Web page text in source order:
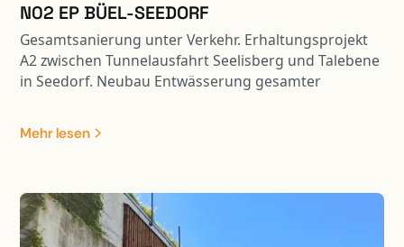
N02 EP BÜEL-SEEDORF
Gesamtsanierung unter Verkehr. Erhaltungsprojekt
A2 zwischen Tunnelausfahrt Seelisberg und Talebene
in Seedorf. Neubau Entwässerung gesamter
Lärmschutz. Instandsetzung Stütz- und Wandmauern
sowie Ertüchtigung der zahlreichen Kunstbauten.
Mehr lesen